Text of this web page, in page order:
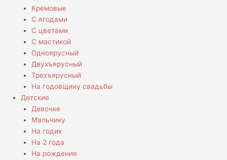
Кремовые
С ягодами
С цветами
С мастикой
Одноярусный
Двухъярусный
Трехъярусный
На годовщину свадьбы
Детские
Девочке
Мальчику
На годик
На 2 года
На рождение